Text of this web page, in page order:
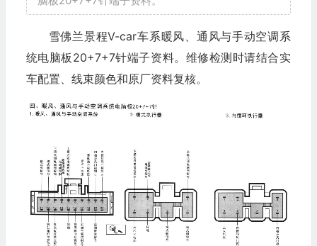
雪佛兰景程V-car车系暖风、通风与手动空调系
统电脑板20+7+7针端子资料。维修检测时请结合实
车配置、线束颜色和原厂资料复核。